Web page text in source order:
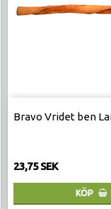
Bravo Vridet ben
23,75 SEK
KÖP